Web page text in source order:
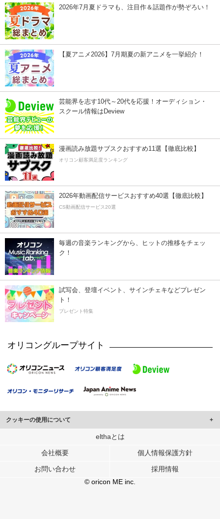
2026年7月夏ドラマも、注目作＆話題作が勢ぞろい！
【夏アニメ2026】7月期夏の新アニメを一挙紹介！
芸能界を志す10代～20代を応援！オーディション・
スクール情報はDeview
漫画読み放題サブスクおすすめ11選【徹底比較】
オリコン顧客満足度ランキング
2026年動画配信サービスおすすめ40選【徹底比較】
CS動画配信サービス20選
毎週の音楽ランキングから、ヒットの推移をチェッ
ク！
試写会、登壇イベント、サインチェキなどプレゼン
ト！
プレゼント特集
オリコングループサイト
クッキーの使用について
このサイトでは Cookie を使用して、ユーザーに合わせたコンテンツや広告の
行っています。
メディアや広告配信、データ解析の各パートナーに提供しています。
各パートナーは、この情報とユーザーが各パートナーに提供した他の情報や、
ユーザーが各パートナーのサービスを使用したときに収集した他の情報を組み
elthaとは
会社概要 個人情報保護方針
お問い合わせ
採用情報
© oricon ME inc.